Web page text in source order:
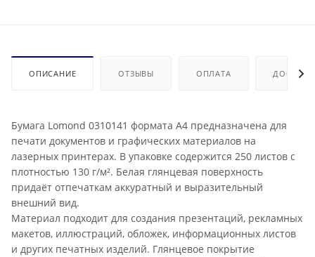
ОПИСАНИЕ ОТЗЫВЫ ОПЛАТА
Бумага Lomond 0310141 формата А4 предназначена для
печати документов и графических материалов на
лазерных принтерах. В упаковке содержится 250 листов с
плотностью 130 г/м². Белая глянцевая поверхность
придаёт отпечаткам аккуратный и выразительный
внешний вид.
Материал подходит для создания презентаций, рекламных
макетов, иллюстраций, обложек, информационных листов
и других печатных изделий. Глянцевое покрытие